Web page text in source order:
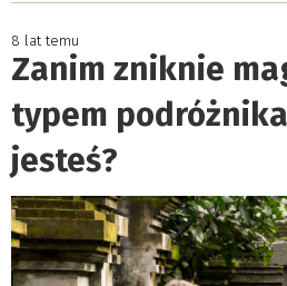
8 lat temu
Zanim zniknie
typem
jesteś?